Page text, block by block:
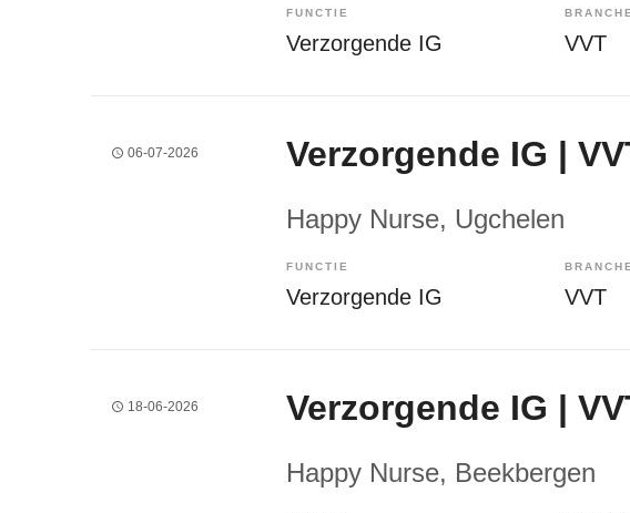
FUNCTIE
Verzorgende IG
BRANCHE
VVT
06-07-2026 Verzorgende IG |
Happy Nurse, Ugchelen
FUNCTIE
Verzorgende IG
BRANCHE
VVT
18-06-2026 Verzorgende IG |
Happy Nurse, Beekbergen